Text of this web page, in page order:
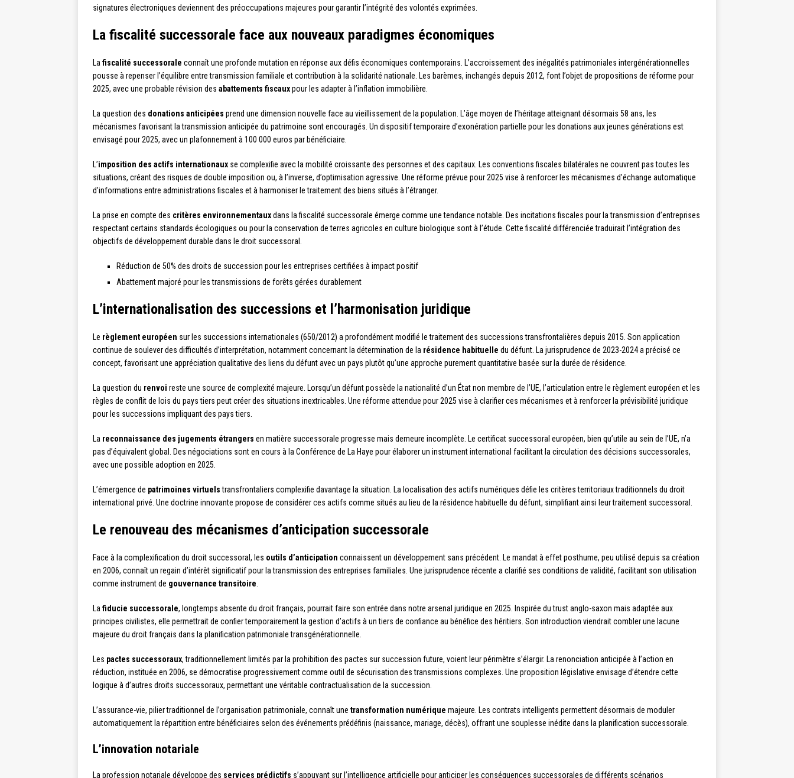
signatures électroniques deviennent des préoccupations majeures pour garantir l’intégrité des volontés exprimées.
La fiscalité successorale face aux nouveaux paradigmes économiques
La fiscalité successorale connaît une profonde mutation en réponse aux défis économiques contemporains. L’accroissement des inégalités patrimoniales intergénérationnelles
pousse à repenser l’équilibre entre transmission familiale et contribution à la solidarité nationale. Les barèmes, inchangés depuis 2012, font l’objet de propositions de réforme pour
2025, avec une probable révision des abattements fiscauxpour les adapter à l’inflation immobilière.
La question des donations anticipées prend une dimension nouvelle face au vieillissement de la population. L’âge moyen de l’héritage atteignant désormais 58 ans, les
mécanismes favorisant la transmission anticipée du patrimoine sont encouragés. Un dispositif temporaire d’exonération partielle pour les donations aux jeunes générations est
envisagé pour 2025, avec un plafonnement à 100 000 euros par bénéficiaire.
L’imposition des actifs internationaux se complexifie avec la mobilité croissante des personnes et des capitaux. Les conventions fiscales bilatérales ne couvrent pas toutes les
situations, créant des risques de double imposition ou, à l’inverse, d’optimisation agressive. Une réforme prévue pour 2025 vise à renforcer les mécanismes d’échange automatique
d’informations entre administrations fiscales et à harmoniser le traitement des biens situés à l’étranger.
La prise en compte des critères environnementauxdans la fiscalité successorale émerge comme une tendance notable. Des incitations fiscales pour la transmission d’entreprises
respectant certains standards écologiques ou pour la conservation de terres agricoles en culture biologique sont à l’étude. Cette fiscalité différenciée traduirait l’intégration des
objectifs de développement durable dans le droit successoral.
Réduction de 50% des droits de succession pour les entreprises certifiées à impact positif
Abattement majoré pour les transmissions de forêts gérées durablement
L’internationalisation des successions et l’harmonisation juridique
Le règlement européen sur les successions internationales (650/2012) a profondément modifié le traitement des successions transfrontalières depuis 2015. Son application
continue de soulever des difficultés d’interprétation, notamment concernant la détermination de la résidence habituelle du défunt. La jurisprudence de 2023-2024 a précisé ce
concept, favorisant une appréciation qualitative des liens du défunt avec un pays plutôt qu’une approche purement quantitative basée sur la durée de résidence.
La question du renvoi reste une source de complexité majeure. Lorsqu’un défunt possède la nationalité d’un État non membre de l’UE, l’articulation entre le règlement européen et les
règles de conflit de lois du pays tiers peut créer des situations inextricables. Une réforme attendue pour 2025 vise à clarifier ces mécanismes et à renforcer la prévisibilité juridique
pour les successions impliquant des pays tiers.
La reconnaissance des jugements étrangers en matière successorale progresse mais demeure incomplète. Le certificat successoral européen, bien qu’utile au sein de l’UE, n’a
pas d’équivalent global. Des négociations sont en cours à la Conférence de La Haye pour élaborer un instrument international facilitant la circulation des décisions successorales,
avec une possible adoption en 2025.
L’émergence de patrimoines virtuelstransfrontaliers complexifie davantage la situation. La localisation des actifs numériques défie les critères territoriaux traditionnels du droit
international privé. Une doctrine innovante propose de considérer ces actifs comme situés au lieu de la résidence habituelle du défunt, simplifiant ainsi leur traitement successoral.
Le renouveau des mécanismes d’anticipation successorale
Face à la complexification du droit successoral, les outils d’anticipation connaissent un développement sans précédent. Le mandat à effet posthume, peu utilisé depuis sa création
en 2006, connaît un regain d’intérêt significatif pour la transmission des entreprises familiales. Une jurisprudence récente a clarifié ses conditions de validité, facilitant son utilisation
comme instrument de gouvernance transitoire
La fiducie successorale, longtemps absente du droit français, pourrait faire son entrée dans notre arsenal juridique en 2025. Inspirée du trust anglo-saxon mais adaptée aux
principes civilistes, elle permettrait de confier temporairement la gestion d’actifs à un tiers de confiance au bénéfice des héritiers. Son introduction viendrait combler une lacune
majeure du droit français dans la planification patrimoniale transgénérationnelle.
Les pactes successoraux, traditionnellement limités par la prohibition des pactes sur succession future, voient leur périmètre s’élargir. La renonciation anticipée à l’action en
réduction, instituée en 2006, se démocratise progressivement comme outil de sécurisation des transmissions complexes. Une proposition législative envisage d’étendre cette
logique à d’autres droits successoraux, permettant une véritable contractualisation de la succession.
L’assurance-vie, pilier traditionnel de l’organisation patrimoniale, connaît une transformation numérique majeure. Les contrats intelligents permettent désormais de moduler
automatiquement la répartition entre bénéficiaires selon des événements prédéfinis (naissance, mariage, décès), offrant une souplesse inédite dans la planification successorale.
L’innovation notariale
La profession notariale développe des services prédictifs s’appuyant sur l’intelligence artificielle pour anticiper les conséquences successorales de différents scénarios